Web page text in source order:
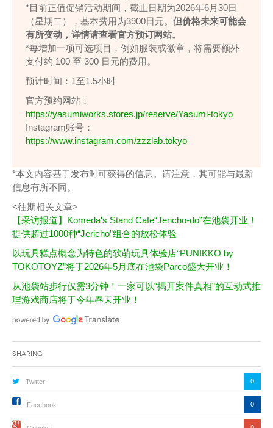
*目前正值促销活动期间，截止日期为2026年6月30日
（星期二），基本费用为3900日元。 但价格未来可能会
有所变动，详情请查看官方预订网站。
*每增加一项可选项目，例如服装或徽章，将需要额外
支付约 100 至 300 日元的费用。
预计时间：1至1.5小时
官方预约网站：
https://yasumiworks.stores.jp/reserve/Yasumi-tokyo
Instagram账号：
https://www.instagram.com/zzzlab.tokyo
*本文内容基于发布时可获得的信息。请注意，其可能与最新
信息有所不同。
<往期相关文章>
【采访报道】Komeda's Stand Cafe“Jericho-do”在池袋开业！
提供超过1000种“Jericho”组合的放松体验
以玩具糕点概念为特色的软萌玩具体验店“PUNIKKO by
TOKOTOYZ”将于2026年5月底在池袋Parco盛大开业！
从池袋站步行仅需3分钟！一家可以“揭开案件真相”的互动式推
理游戏商店将于今年春天开业！
Sharing
Twitter 0
Facebook 0